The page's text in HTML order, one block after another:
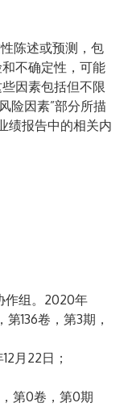
陈述或预测，包
不确定性，可能
因素包括但不限
险因素”部分所描
绩报告中的相关内
作组。2020年
136卷，第3期，
月22日；
第0卷，第0期